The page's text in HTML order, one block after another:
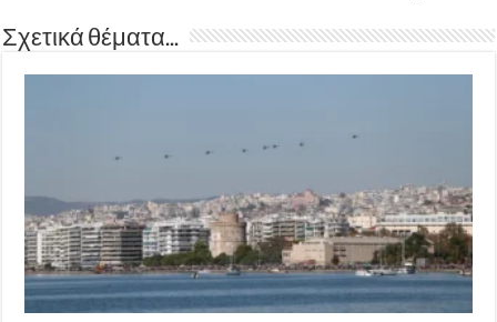
Σχετικά θέματα...